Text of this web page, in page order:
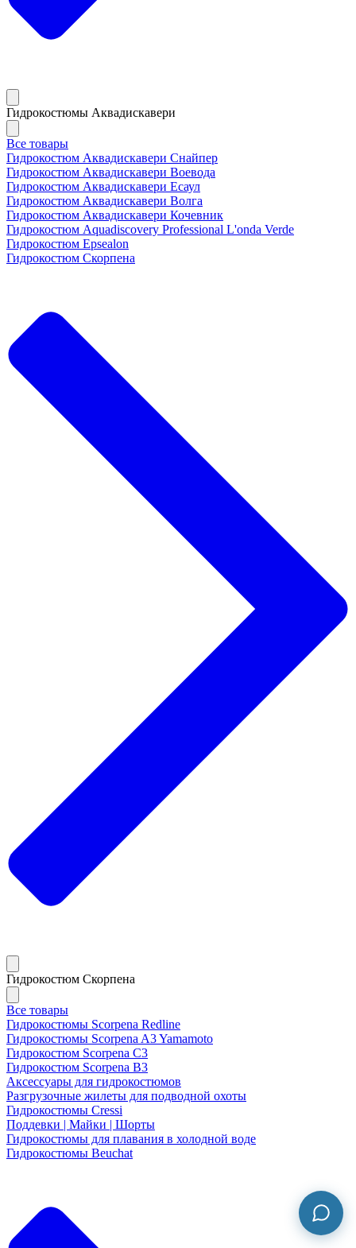
Гидрокостюмы Аквадискавери
Все товары
Гидрокостюм Аквадискавери Снайпер
Гидрокостюм Аквадискавери Воевода
Гидрокостюм Аквадискавери Есаул
Гидрокостюм Аквадискавери Волга
Гидрокостюм Аквадискавери Кочевник
Гидрокостюм Aquadiscovery Professional L'onda Verde
Гидрокостюм Epsealon
Гидрокостюм Скорпена
Гидрокостюм Скорпена
Все товары
Гидрокостюмы Scorpena Redline
Гидрокостюмы Scorpena A3 Yamamoto
Гидрокостюм Scorpena C3
Гидрокостюм Scorpena B3
Аксессуары для гидрокостюмов
Разгрузочные жилеты для подводной охоты
Гидрокостюмы Cressi
Поддевки | Майки | Шорты
Гидрокостюмы для плавания в холодной воде
Гидрокостюмы Beuchat